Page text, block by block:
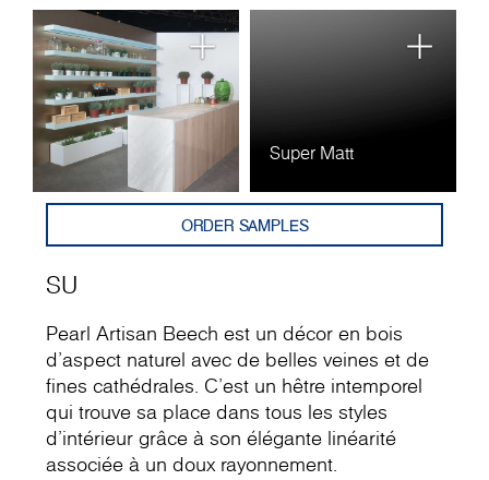
Super Matt
SU
ORDER SAMPLES
Pearl Artisan Beech est un décor en bois
d'aspect naturel avec de belles veines et de
fines cathédrales. C'est un hêtre intemporel
qui trouve sa place dans tous les styles
d'intérieur grâce à son élégante linéarité
associée à un doux rayonnement.